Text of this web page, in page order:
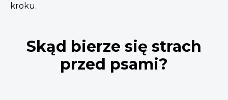
kroku.
Skąd bierze się strach
przed psami?